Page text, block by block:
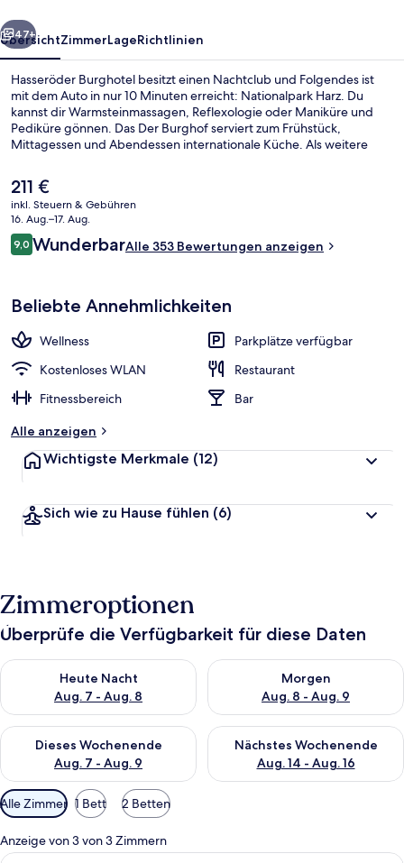
Weiter
47+
ÜbersichtZimmerLageRichtlinien
Hasseröder Burghotel besitzt einen Nachtclub und Folgendes ist
mit dem Auto in nur 10 Minuten erreicht: Nationalpark Harz. Du
kannst dir Warmsteinmassagen, Reflexologie oder Maniküre und
Pediküre gönnen. Das Der Burghof serviert zum Frühstück,
Mittagessen und Abendessen internationale Küche. Als weitere
einen Fitnessbereich und 3 Bars/Lounges.
Der
aktuelle
Preis
beträgt
211 €.
211 €
inkl. Steuern & Gebühren
16. Aug.–17. Aug.
Bewertungen
9,09,0 von 10.
WunderbarAlle 353 Bewertungen anzeigen
Beliebte Annehmlichkeiten
Wellness
Parkplätze verfügbar
Kostenloses WLAN
Restaurant
Fitnessbereich
Bar
Alle anzeigen
Wichtigste Merkmale (12)
Sich wie zu Hause fühlen (6)
Zimmeroptionen
Überprüfe die Verfügbarkeit für diese Daten
Heute Nacht
Aug. 7 - Aug. 8
Überprüfe die Verfügbarkeit für heute Nacht, Aug. 7 - Aug. 8.
Morgen
Aug. 8 - Aug. 9
Überprüfe die Verfügbarkeit
Dieses Wochenende
Aug. 7 - Aug. 9
Überprüfe die Verfügbarkeit für dieses Wochenende, Aug. 7
Nächstes Wochenende
Aug. 14 - Aug. 16
Überprüfe die Verfügbarkeit
Verfügbare
Filter
für
Zimmer
Alle Zimmer 1 Bett 2 Betten
Anzeige von 3 von 3 Zimmern
Ein Hotelzimmer mit großem